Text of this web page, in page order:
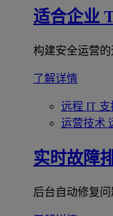
适合企业
构建安全运营的
了解详情
远程 IT 支
运营技术
实时故障
后台自动修复问